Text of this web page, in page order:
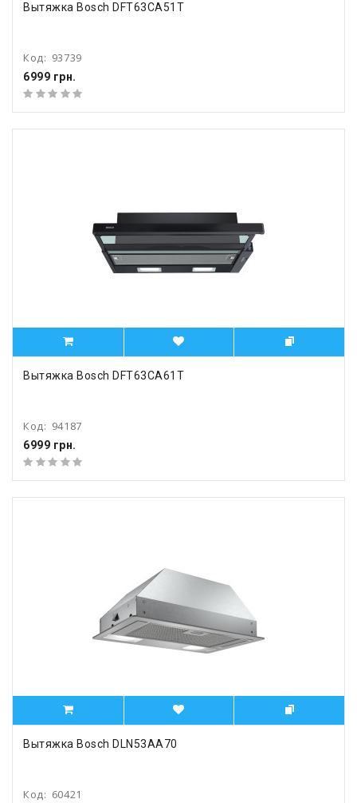
Вытяжка Bosch DFT63CA51T
Код: 93739
6999 грн.
Вытяжка Bosch DFT63CA61T
Код: 94187
6999 грн.
Вытяжка Bosch DLN53AA70
Код: 60421